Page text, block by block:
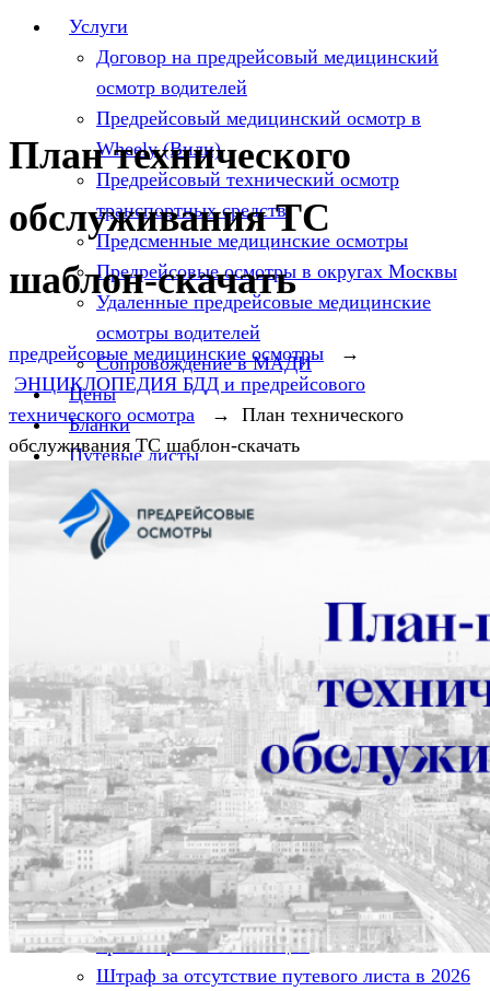
Услуги
Договор на предрейсовый медицинский
осмотр водителей
Предрейсовый медицинский осмотр в
Wheely (Вили)
Предрейсовый технический осмотр
транспортных средств
Предсменные медицинские осмотры
Предрейсовые осмотры в округах Москвы
Удаленные предрейсовые медицинские
осмотры водителей
Сопровождение в МАДИ
Цены
Бланки
Путевые листы
Путевой лист 2025
Путевой лист грузового автомобиля
Путевые листы в такси
Законодательство в сфере такси
Законодательство по предрейсовым
медицинским осмотрам в 2026 году
Энциклопедия по БДД и предрейсовому
техническому осмотру
Законодательство в сфере транспорта
Отсутствие предрейсового медосмотра —
штрафы, судебная практика
Информация
Трудовая инспекция
Налоговая инспекция
Транспортная инспекция
Штраф за отсутствие путевого листа в 2026
План технического
обслуживания ТС
шаблон-скачать
предрейсовые медицинские осмотры
→
ЭНЦИКЛОПЕДИЯ БДД и предрейсового
технического осмотра → План технического
обслуживания ТС шаблон-скачать